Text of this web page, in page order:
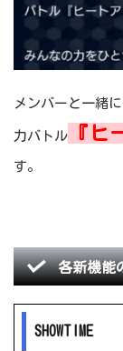
メンバーと一緒
力バトル 『ヒ
す。
各新機能
SHOWTIME